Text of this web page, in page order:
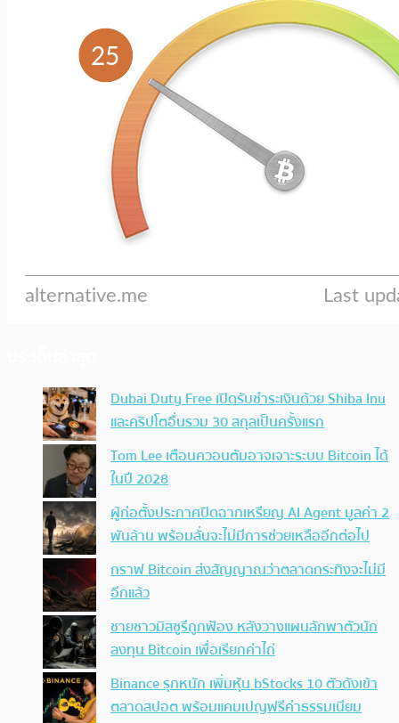
Dubai Duty Free เปิดรับชำระเงินด้วย Shiba Inu
และคริปโตอื่นรวม 30 สกุลเป็นครั้งแรก
Tom Lee เตือนควอนตัมอาจเจาะระบบ Bitcoin ได้
ในปี 2028
ผู้ก่อตั้งประกาศปิดฉากเหรียญ AI Agent มูลค่า 2
พันล้าน พร้อมลั่นจะไม่มีการช่วยเหลืออีกต่อไป
กราฟ Bitcoin ส่งสัญญาณว่าตลาดกระทิงจะไม่มี
อีกแล้ว
ชายชาวมิสซูรีถูกฟ้อง หลังวางแผนลักพาตัวนัก
ลงทุน Bitcoin เพื่อเรียกค่าไถ่
Binance รุกหนัก เพิ่มหุ้น bStocks 10 ตัวดังเข้า
ตลาดสปอต พร้อมแคมเปญฟรีค่าธรรมเนียม